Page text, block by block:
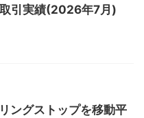
引実績(2026年7月)
ングストップを移動平